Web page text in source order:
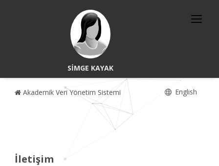
SİMGE KAYAK
Akademik Veri Yönetim Sistemi English
İletişim